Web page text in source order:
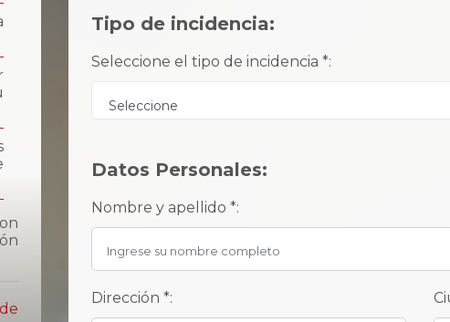
Tipo de incidencia:
Seleccione el tipo de incidencia *:
Seleccione
Datos Personales:
Nombre y apellido *:
Dirección *: